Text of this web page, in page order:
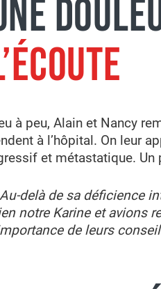
à peu, Alain et Nancy
à l’hôpital. On leur
et métastatique. Un
Au-delà de sa déficience
notre Karine et avions
de leurs